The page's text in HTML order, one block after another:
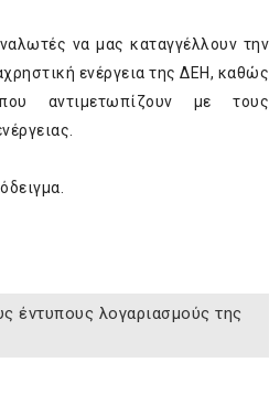
να μας καταγγέλλουν την
ενέργεια της ΔΕΗ, καθώς
αντιμετωπίζουν με τους
έντυπους λογαριασμούς της